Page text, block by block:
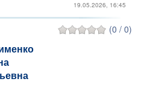
19.05.2026, 16:45
(0 / 0)